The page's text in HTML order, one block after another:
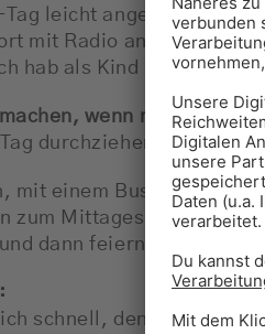
leicht angeheitert bei
mit Radio angefangen
hab als Kind Moderator
wenn morgen die
durchziehen:
mit einem Bus voller
zum Mittagessen,
dann feiern, bis uns der
schnell, denke rational